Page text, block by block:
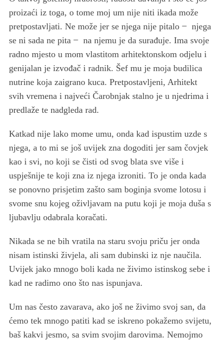
proizaći iz toga, o tome moj um nije niti ikada može
pretpostavljati. Ne može jer se njega nije pitalo ̶ njega
se ni sada ne pita ̶ na njemu je da surađuje. Ima svoje
radno mjesto u mom vlastitom arhitektonskom odjelu i
genijalan je izvođač i radnik. Šef mu je moja budilica
nutrine koja zaigrano kuca. Pretpostavljeni, Arhitekt
svih vremena i najveći Čarobnjak stalno je u njedrima i
predlaže te nadgleda rad.
Katkad nije lako mome umu, onda kad ispustim uzde s
njega, a to mi se još uvijek zna dogoditi jer sam čovjek
kao i svi, no koji se čisti od svog blata sve više i
uspješnije te koji zna iz njega izroniti. To je onda kada
se ponovno prisjetim zašto sam boginja svome lotosu i
svome snu kojeg oživljavam na putu koji je moja duša s
ljubavlju odabrala koračati.
Nikada se ne bih vratila na staru svoju priču jer onda
nisam istinski živjela, ali sam dubinski iz nje naučila.
Uvijek jako mnogo boli kada ne živimo istinskog sebe i
kad ne radimo ono što nas ispunjava.
Um nas često zavarava, ako još ne živimo svoj san, da
ćemo tek mnogo patiti kad se iskreno pokažemo svijetu,
baš kakvi jesmo, sa svim svojim darovima. Nemojmo